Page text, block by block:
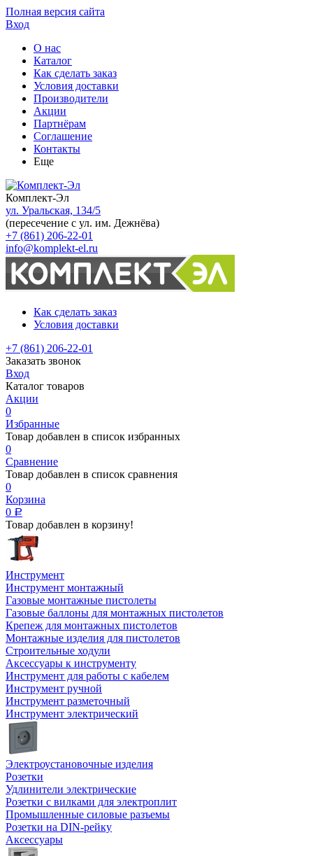
Полная версия сайта
Вход
О нас
Каталог
Как сделать заказ
Условия доставки
Производители
Акции
Партнёрам
Соглашение
Контакты
Еще
Комплект-Эл
ул. Уральская, 134/5
(пересечение с ул. им. Дежнёва)
+7 (861) 206-22-01
info@komplekt-el.ru
Как сделать заказ
Условия доставки
+7 (861) 206-22-01
Заказать звонок
Вход
Каталог товаров
Акции
0
Избранные
Товар добавлен в список избранных
0
Сравнение
Товар добавлен в список сравнения
0
Корзина
0 Р
Товар добавлен в корзину!
Инструмент
Инструмент монтажный
Газовые монтажные пистолеты
Газовые баллоны для монтажных пистолетов
Крепеж для монтажных пистолетов
Монтажные изделия для пистолетов
Строительные ходули
Аксессуары к инструменту
Инструмент для работы с кабелем
Инструмент ручной
Инструмент разметочный
Инструмент электрический
Электроустановочные изделия
Розетки
Удлинители электрические
Розетки с вилками для электроплит
Промышленные силовые разъемы
Розетки на DIN-рейку
Аксессуары